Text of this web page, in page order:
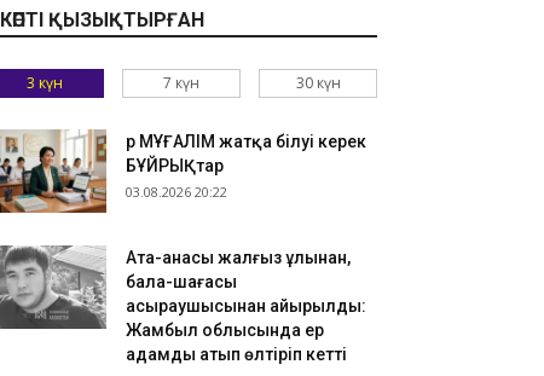
КӨПТІ ҚЫЗЫҚТЫРҒАН
3 күн 7 күн 30 күн
Әр МҰҒАЛІМ жатқа білуі керек
БҰЙРЫҚтар
03.08.2026 20:22
Ата-анасы жалғыз ұлынан,
бала-шағасы
асыраушысынан айырылды:
Жамбыл облысында ер
адамды атып өлтіріп кетті